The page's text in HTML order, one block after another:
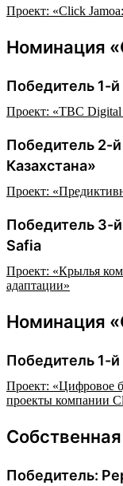
Проект: «Click
Номинация
Победитель 1-й
Проект: «TBC Digital
Победитель 2-
Казахстана»
Проект:
Победитель 3-
Safia
Проект: «Крылья
адаптации»
Номинация
Победитель 1-
Проект: «Цифровое
проекты компании
Победитель: